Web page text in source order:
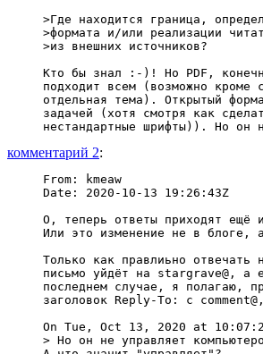
>Где находится граница,
>формата и/или реализации
>из внешних источников?
Кто бы знал :-)! Но PDF,
подходит всем (возможно кроме
отдельная тема). Открытый
задачей (хотя смотря как
комментарий 2:
From: kmeaw
Date: 2020-10-13 19:26:43Z
О, теперь ответы приходят ещё
Или это изменение не в блоге, а
Только как правлиьно
письмо уйдёт на stargrave@, а
последнем случае, я полагаю,
заголовок Reply-To: с
On Tue, Oct 13, 2020 at
> Но он не управляет